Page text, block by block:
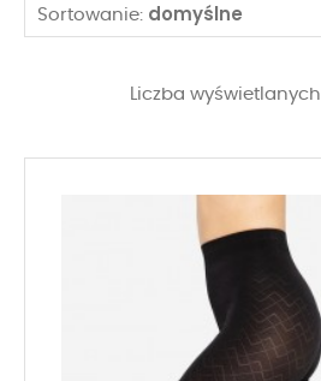
Sortowanie: domyślne
Liczba wyświetlanych